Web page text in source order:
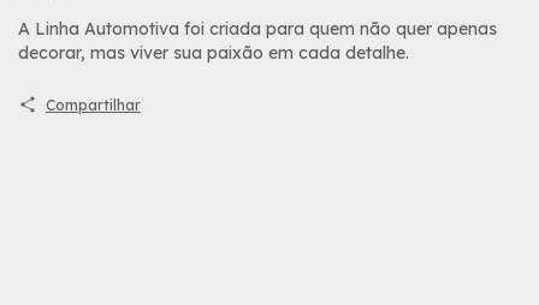
A Linha Automotiva foi criada para quem não quer apenas
decorar, mas viver sua paixão em cada detalhe.
Compartilhar